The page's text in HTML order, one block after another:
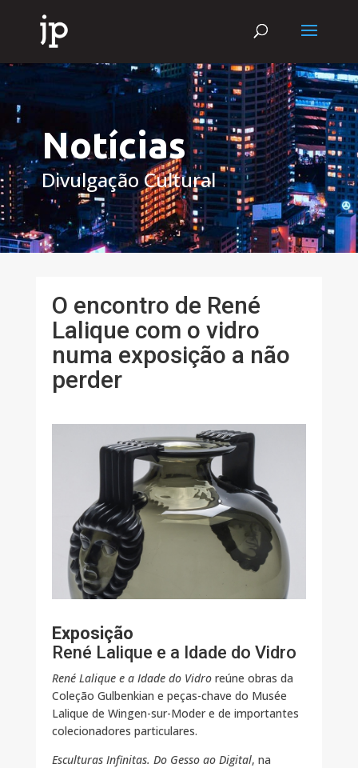
Notícias
Divulgação Cultural
O encontro de René
Lalique com o vidro
numa exposição a não
perder
Exposição
René Lalique e a Idade do Vidro
René Lalique e a Idade do Vidroreúne obras da
Coleção Gulbenkian e peças-chave do Musée
Lalique de Wingen-sur-Moder e de importantes
colecionadores particulares.
Esculturas Infinitas. Do Gesso ao Digital, na